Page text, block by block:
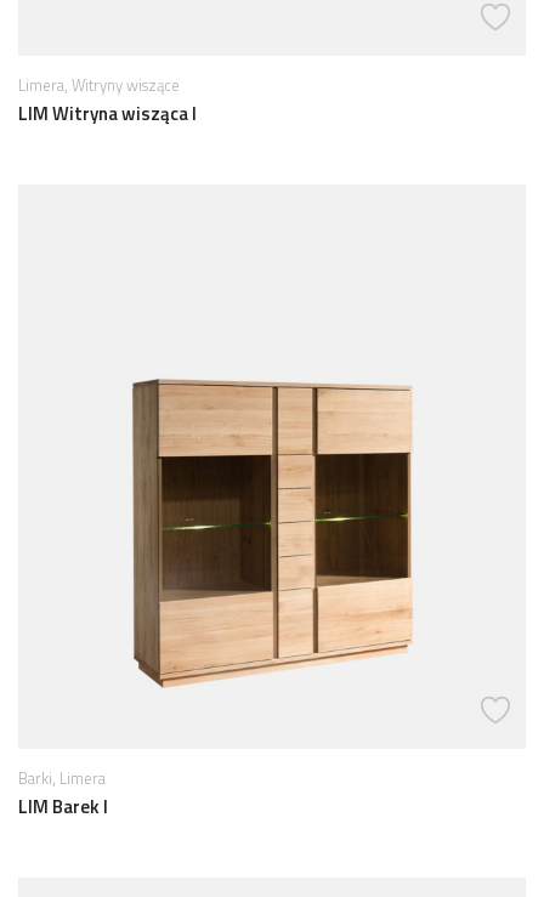
Limera, Witryny wiszące
LIM Witryna wisząca I
Barki, Limera
LIM Barek I